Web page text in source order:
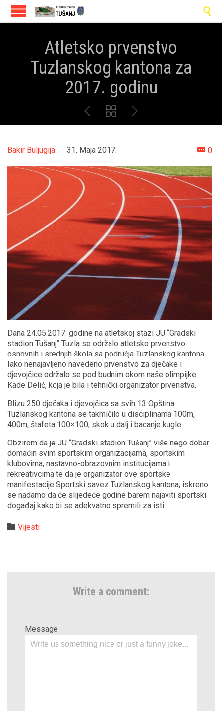

Atletsko prvenstvo
Tuzlanskog kantona za
2017. godinu
  
Bakir Buljugija 31. Maja 2017.  0
Dana 24.05.2017. godine na atletskoj stazi JU “Gradski
stadion Tušanj” Tuzla se održalo atletsko prvenstvo
osnovnih i srednjih škola sa područja Tuzlanskog kantona.
Iako nenajavljeno navedeno prvenstvo za dječake i
djevojčice održalo se pod budnim okom naše olimpijke
Kade Delić, koja je bila i tehnički organizator prvenstva.
Blizu 250 dječaka i djevojčica sa svih 13 Opština
Tuzlanskog kantona se takmičilo u disciplinama 100m,
400m, štafeta 100×100, skok u dalj i bacanje kugle.
Obzirom da je JU “Gradski stadion Tušanj” više nego dobar
domaćin svim sportskim organizacijama, sportskim
klubovima, nastavno-obrazovnim institucijama i
rekreativcima te da je organizator ove sportske
manifestacije Sportski savez Tuzlanskog kantona, iskreno
se nadamo da će slijedeće godine barem najaviti sportski
događaj kako bi se adekvatno spremili za isti.
 Category
Vijesti
Write a comment:
Message